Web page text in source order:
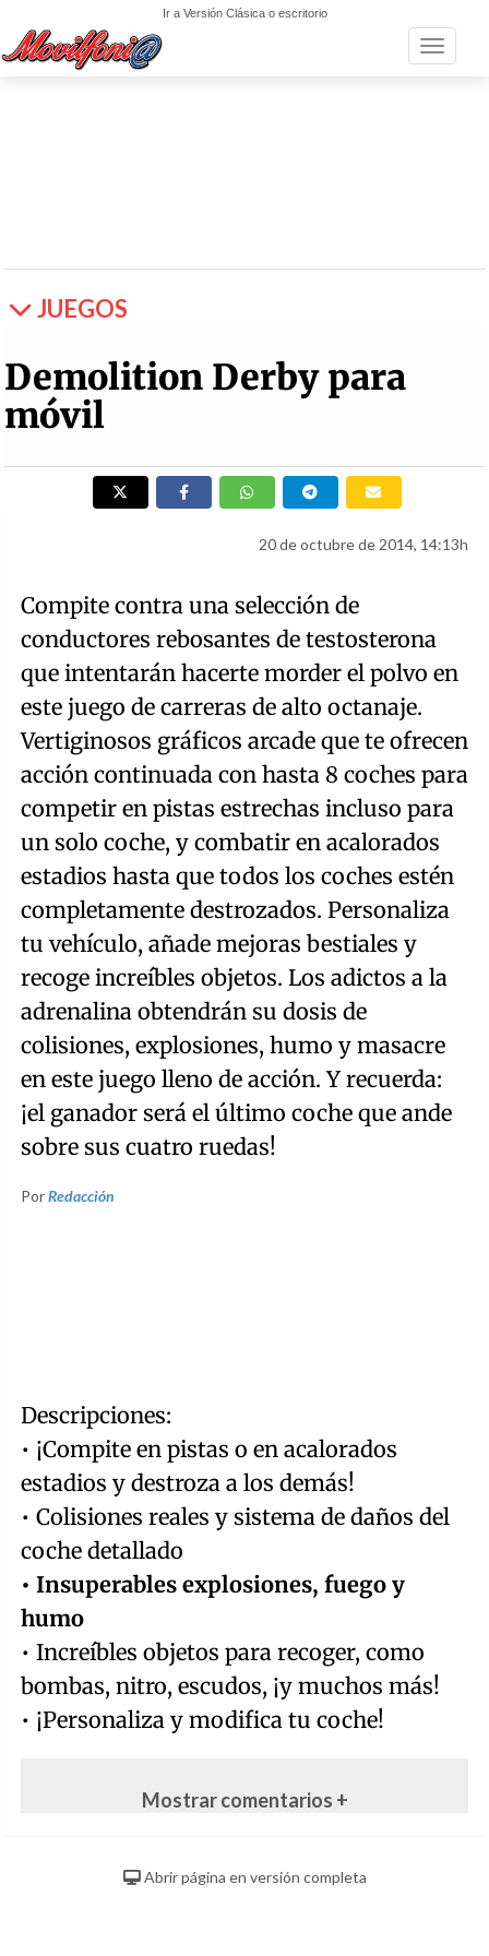
Ir a Versión Clásica o escritorio
Toggle
JUEGOS
Demolition Derby para
móvil
20 de octubre de 2014, 14:13h
Compite contra una selección de
conductores rebosantes de testosterona
que intentarán hacerte morder el polvo en
este juego de carreras de alto octanaje.
Vertiginosos gráficos arcade que te ofrecen
acción continuada con hasta 8 coches para
competir en pistas estrechas incluso para
un solo coche, y combatir en acalorados
estadios hasta que todos los coches estén
completamente destrozados. Personaliza
tu vehículo, añade mejoras bestiales y
recoge increíbles objetos. Los adictos a la
adrenalina obtendrán su dosis de
colisiones, explosiones, humo y masacre
en este juego lleno de acción. Y recuerda:
¡el ganador será el último coche que ande
sobre sus cuatro ruedas!
PorRedacción
Descripciones:
• ¡Compite en pistas o en acalorados
estadios y destroza a los demás!
• Colisiones reales y sistema de daños del
coche detallado
• Insuperables explosiones, fuego y
humo
• Increíbles objetos para recoger, como
bombas, nitro, escudos, ¡y muchos más!
• ¡Personaliza y modifica tu coche!
Mostrar comentarios +
Abrir página en versión completa